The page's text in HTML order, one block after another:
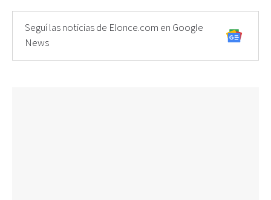
Seguí las noticias de Elonce.com en Google
News